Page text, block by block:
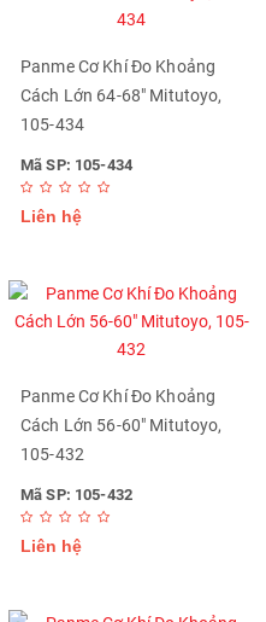
Panme Cơ Khí Đo Khoảng
Cách Lớn 64-68" Mitutoyo,
105-434
Mã SP: 105-434
Liên hệ
Panme Cơ Khí Đo Khoảng
Cách Lớn 56-60" Mitutoyo,
105-432
Mã SP: 105-432
Liên hệ